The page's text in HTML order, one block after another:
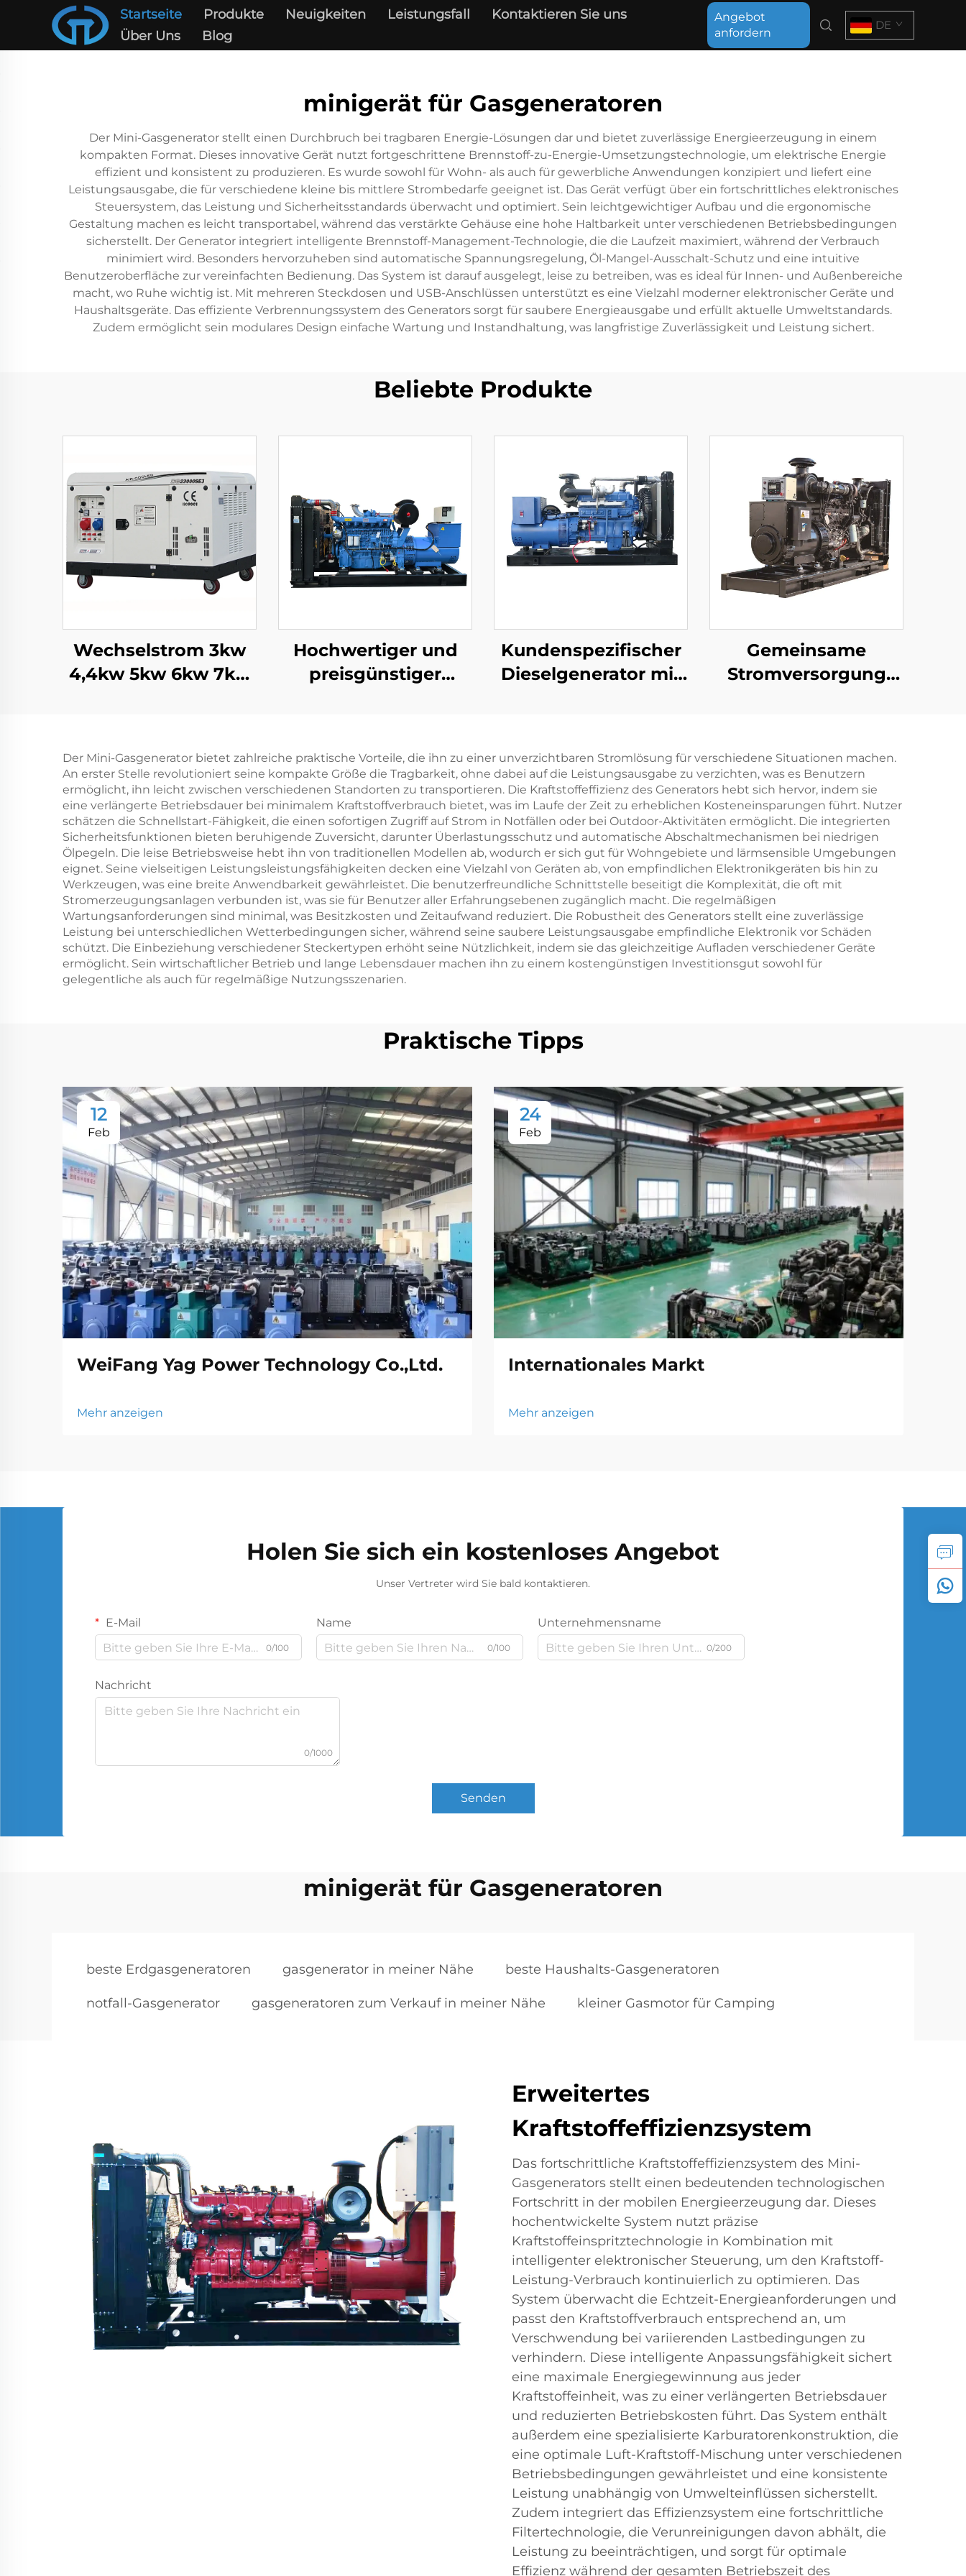
Startseite Produkte Neuigkeiten Leistungsfall
Kontaktieren Sie uns
Über Uns
Blog
Angebot
anfordern
DE
minigerät für Gasgeneratoren
Der Mini-Gasgenerator stellt einen Durchbruch bei tragbaren Energie-Lösungen dar und bietet zuverlässige Energieerzeugung in einem
kompakten Format. Dieses innovative Gerät nutzt fortgeschrittene Brennstoff-zu-Energie-Umsetzungstechnologie, um elektrische Energie
effizient und konsistent zu produzieren. Es wurde sowohl für Wohn- als auch für gewerbliche Anwendungen konzipiert und liefert eine
Leistungsausgabe, die für verschiedene kleine bis mittlere Strombedarfe geeignet ist. Das Gerät verfügt über ein fortschrittliches elektronisches
Steuersystem, das Leistung und Sicherheitsstandards überwacht und optimiert. Sein leichtgewichtiger Aufbau und die ergonomische
Gestaltung machen es leicht transportabel, während das verstärkte Gehäuse eine hohe Haltbarkeit unter verschiedenen Betriebsbedingungen
sicherstellt. Der Generator integriert intelligente Brennstoff-Management-Technologie, die die Laufzeit maximiert, während der Verbrauch
minimiert wird. Besonders hervorzuheben sind automatische Spannungsregelung, Öl-Mangel-Ausschalt-Schutz und eine intuitive
Benutzeroberfläche zur vereinfachten Bedienung. Das System ist darauf ausgelegt, leise zu betreiben, was es ideal für Innen- und Außenbereiche
macht, wo Ruhe wichtig ist. Mit mehreren Steckdosen und USB-Anschlüssen unterstützt es eine Vielzahl moderner elektronischer Geräte und
Haushaltsgeräte. Das effiziente Verbrennungssystem des Generators sorgt für saubere Energieausgabe und erfüllt aktuelle Umweltstandards.
Zudem ermöglicht sein modulares Design einfache Wartung und Instandhaltung, was langfristige Zuverlässigkeit und Leistung sichert.
Beliebte Produkte
Wechselstrom 3kw
4,4kw 5kw 6kw 7kw
Hochwertiger und
preisgünstiger
Kundenspezifischer
Dieselgenerator mit
Kraftstoffverbrauch
Gemeinsame
Stromversorgung
Industrie-
Dieselgenerator
Der Mini-Gasgenerator bietet zahlreiche praktische Vorteile, die ihn zu einer unverzichtbaren Stromlösung für verschiedene Situationen machen.
An erster Stelle revolutioniert seine kompakte Größe die Tragbarkeit, ohne dabei auf die Leistungsausgabe zu verzichten, was es Benutzern
ermöglicht, ihn leicht zwischen verschiedenen Standorten zu transportieren. Die Kraftstoffeffizienz des Generators hebt sich hervor, indem sie
eine verlängerte Betriebsdauer bei minimalem Kraftstoffverbrauch bietet, was im Laufe der Zeit zu erheblichen Kosteneinsparungen führt. Nutzer
schätzen die Schnellstart-Fähigkeit, die einen sofortigen Zugriff auf Strom in Notfällen oder bei Outdoor-Aktivitäten ermöglicht. Die integrierten
Sicherheitsfunktionen bieten beruhigende Zuversicht, darunter Überlastungsschutz und automatische Abschaltmechanismen bei niedrigen
Ölpegeln. Die leise Betriebsweise hebt ihn von traditionellen Modellen ab, wodurch er sich gut für Wohngebiete und lärmsensible Umgebungen
eignet. Seine vielseitigen Leistungsleistungsfähigkeiten decken eine Vielzahl von Geräten ab, von empfindlichen Elektronikgeräten bis hin zu
Werkzeugen, was eine breite Anwendbarkeit gewährleistet. Die benutzerfreundliche Schnittstelle beseitigt die Komplexität, die oft mit
Stromerzeugungsanlagen verbunden ist, was sie für Benutzer aller Erfahrungsebenen zugänglich macht. Die regelmäßigen
Wartungsanforderungen sind minimal, was Besitzkosten und Zeitaufwand reduziert. Die Robustheit des Generators stellt eine zuverlässige
Leistung bei unterschiedlichen Wetterbedingungen sicher, während seine saubere Leistungsausgabe empfindliche Elektronik vor Schäden
schützt. Die Einbeziehung verschiedener Steckertypen erhöht seine Nützlichkeit, indem sie das gleichzeitige Aufladen verschiedener Geräte
ermöglicht. Sein wirtschaftlicher Betrieb und lange Lebensdauer machen ihn zu einem kostengünstigen Investitionsgut sowohl für
gelegentliche als auch für regelmäßige Nutzungsszenarien.
Praktische Tipps
12
Feb
WeiFang Yag Power Technology Co.,Ltd.
Mehr anzeigen
24
Feb
Internationales Markt
Mehr anzeigen
Holen Sie sich ein kostenloses Angebot
Unser Vertreter wird Sie bald kontaktieren.
E-Mail
0/100
Name
0/100
Unternehmensname
0/200
Nachricht
0/1000
Senden
minigerät für Gasgeneratoren
beste Erdgasgeneratoren gasgenerator in meiner Nähe beste Haushalts-Gasgeneratoren
notfall-Gasgenerator gasgeneratoren zum Verkauf in meiner Nähe kleiner Gasmotor für Camping
Erweitertes
Kraftstoffeffizienzsystem
Das fortschrittliche Kraftstoffeffizienzsystem des Mini-
Gasgenerators stellt einen bedeutenden technologischen
Fortschritt in der mobilen Energieerzeugung dar. Dieses
hochentwickelte System nutzt präzise
Kraftstoffeinspritztechnologie in Kombination mit
intelligenter elektronischer Steuerung, um den Kraftstoff-
Leistung-Verbrauch kontinuierlich zu optimieren. Das
System überwacht die Echtzeit-Energieanforderungen und
passt den Kraftstoffverbrauch entsprechend an, um
Verschwendung bei variierenden Lastbedingungen zu
verhindern. Diese intelligente Anpassungsfähigkeit sichert
eine maximale Energiegewinnung aus jeder
Kraftstoffeinheit, was zu einer verlängerten Betriebsdauer
und reduzierten Betriebskosten führt. Das System enthält
außerdem eine spezialisierte Karburatorenkonstruktion, die
eine optimale Luft-Kraftstoff-Mischung unter verschiedenen
Betriebsbedingungen gewährleistet und eine konsistente
Leistung unabhängig von Umwelteinflüssen sicherstellt.
Zudem integriert das Effizienzsystem eine fortschrittliche
Filtertechnologie, die Verunreinigungen davon abhält, die
Leistung zu beeinträchtigen, und sorgt für optimale
Effizienz während der gesamten Betriebszeit des